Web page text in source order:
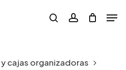
searchaccount
cajas organizadoras